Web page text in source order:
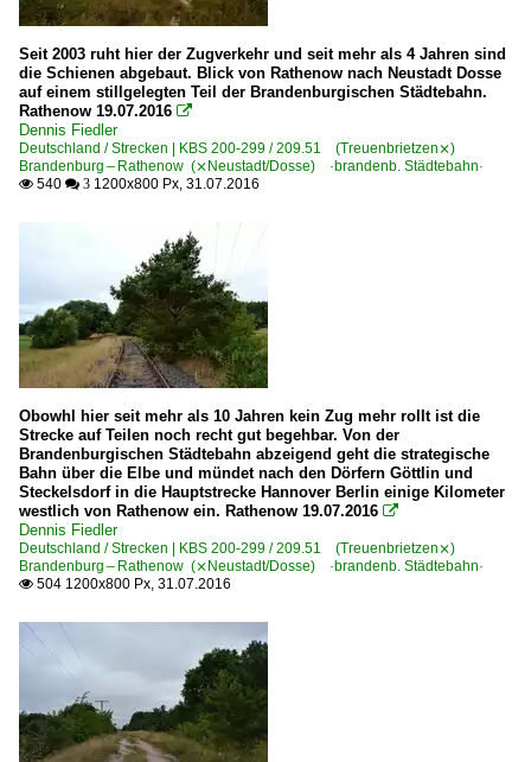
Seit 2003 ruht hier der Zugverkehr und seit mehr als 4 Jahren sind
die Schienen abgebaut. Blick von Rathenow nach Neustadt Dosse
auf einem stillgelegten Teil der Brandenburgischen Städtebahn.
Rathenow 19.07.2016 
Dennis Fiedler
Deutschland / Strecken | KBS 200-299 / 209.51 (Treuenbrietzen⨯)
Brandenburg – Rathenow (⨯Neustadt/Dosse) ·brandenb. Städtebahn·
 540  3 1200x800 Px, 31.07.2016
Obowhl hier seit mehr als 10 Jahren kein Zug mehr rollt ist die
Strecke auf Teilen noch recht gut begehbar. Von der
Brandenburgischen Städtebahn abzeigend geht die strategische
Bahn über die Elbe und mündet nach den Dörfern Göttlin und
Steckelsdorf in die Hauptstrecke Hannover Berlin einige Kilometer
westlich von Rathenow ein. Rathenow 19.07.2016 
Dennis Fiedler
Deutschland / Strecken | KBS 200-299 / 209.51 (Treuenbrietzen⨯)
Brandenburg – Rathenow (⨯Neustadt/Dosse) ·brandenb. Städtebahn·
 504 1200x800 Px, 31.07.2016